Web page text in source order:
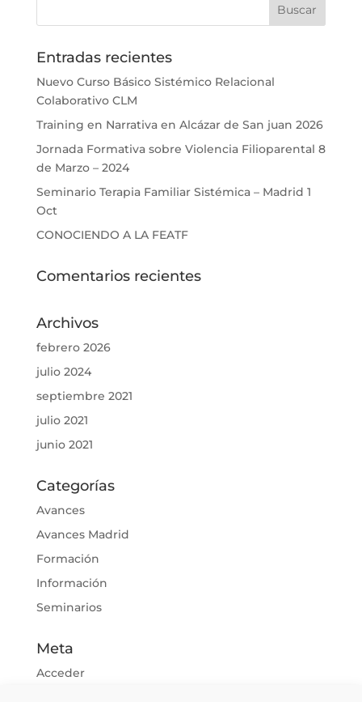
Entradas recientes
Nuevo Curso Básico Sistémico Relacional
Colaborativo CLM
Training en Narrativa en Alcázar de San juan 2026
Jornada Formativa sobre Violencia Filioparental 8
de Marzo – 2024
Seminario Terapia Familiar Sistémica – Madrid 1
Oct
CONOCIENDO A LA FEATF
Comentarios recientes
Archivos
febrero 2026
julio 2024
septiembre 2021
julio 2021
junio 2021
Categorías
Avances
Avances Madrid
Formación
Información
Seminarios
Meta
Acceder